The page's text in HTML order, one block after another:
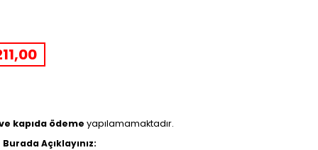
kapıda ödeme yapılamamaktadır.
Açıklayınız: